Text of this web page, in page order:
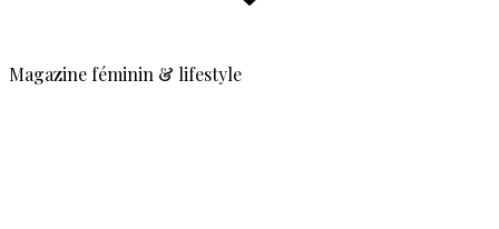
Magazine féminin & lifestyle